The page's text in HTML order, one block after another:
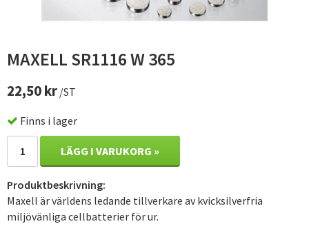
MAXELL SR1116 W 365
22,50 kr /ST
Finns i lager
LÄGG I VARUKORG »
Produktbeskrivning:
Maxell är världens ledande tillverkare av kvicksilverfria
miljövänliga cellbatterier för ur.